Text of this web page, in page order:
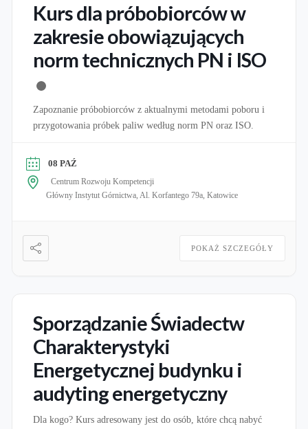
Kurs dla próbobiorców w
zakresie obowiązujących
norm technicznych PN i ISO
Zapoznanie próbobiorców z aktualnymi metodami poboru i
przygotowania próbek paliw według norm PN oraz ISO.
08 PAŹ
Centrum Rozwoju Kompetencji
Główny Instytut Górnictwa, Al. Korfantego 79a, Katowice
POKAŻ SZCZEGÓŁY
Sporządzanie Świadectw
Charakterystyki
Energetycznej budynku i
audyting energetyczny
Dla kogo? Kurs adresowany jest do osób, które chcą nabyć